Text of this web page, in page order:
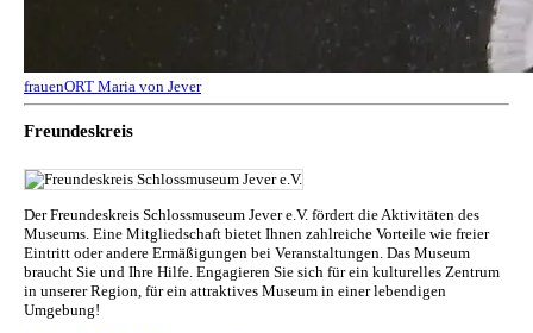
frauenORT Maria von Jever
Freundeskreis
Der Freundeskreis Schlossmuseum Jever e.V. fördert die Aktivitäten des
Museums. Eine Mitgliedschaft bietet Ihnen zahlreiche Vorteile wie freier
Eintritt oder andere Ermäßigungen bei Veranstaltungen. Das Museum
braucht Sie und Ihre Hilfe. Engagieren Sie sich für ein kulturelles Zentrum
in unserer Region, für ein attraktives Museum in einer lebendigen
Umgebung!